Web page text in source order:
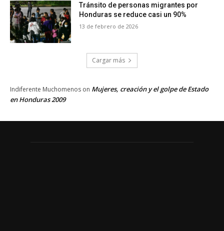
Tránsito de personas migrantes por
Honduras se reduce casi un 90%
13 de febrero de 2026
Cargar más
Indiferente Muchomenos on Mujeres, creación y el golpe de Estado
en Honduras 2009